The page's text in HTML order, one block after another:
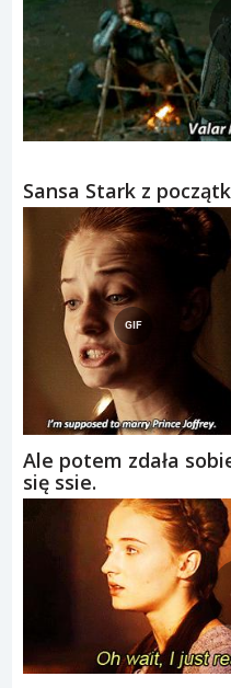
Sansa Stark z
Ale potem zdała
się ssie.